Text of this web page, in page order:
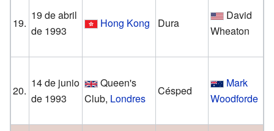
19.
19 de abril
de 1993
Hong Kong Dura
David
Wheaton
20.
14 de junio
de 1993
Queen's
Club, Londres
Césped
Mark
Woodforde